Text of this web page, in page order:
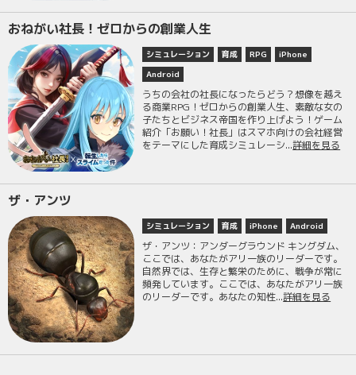
おねがい社長！ゼロからの創業人生
シミュレーション 育成 RPG
iPhone
Android
うちの会社の社長になったらどう？想像を越え
る商業RPG！ゼロからの創業人生、素敵な女の
子たちとビジネス帝国を作り上げよう！ゲーム
紹介「お願い！社長」はスマホ向けの会社経営
をテーマにした育成シミュレーシ...詳細を見る
ザ・アンツ
シミュレーション 育成 iPhone Android
ザ・アンツ：アンダーグラウンド キングダム、
ここでは、あなたがアリ一族のリーダーです。
自然界では、生存と繁栄のために、戦争が常に
頻発しています。ここでは、あなたがアリ一族
のリーダーです。あなたの知性...詳細を見る